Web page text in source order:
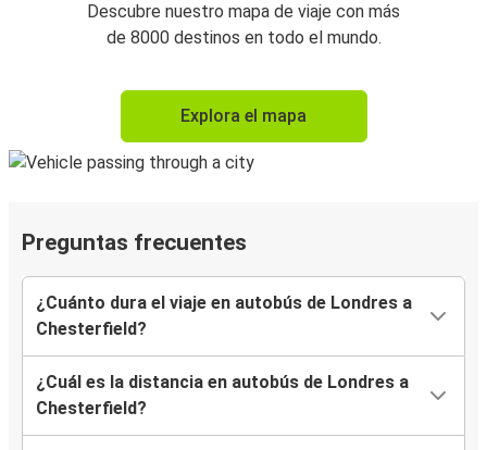
Descubre nuestro mapa de viaje con más
de 8000 destinos en todo el mundo.
Explora el mapa
Preguntas frecuentes
¿Cuánto dura el viaje en autobús de Londres a
Chesterfield?
¿Cuál es la distancia en autobús de Londres a
Chesterfield?